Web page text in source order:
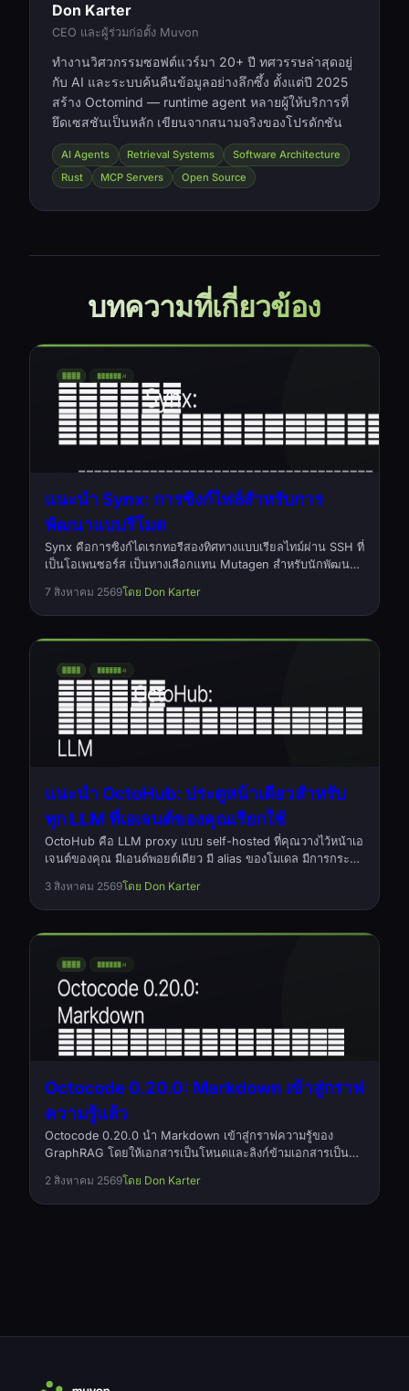
Don Karter
CEO และผู้ร่วมก่อตั้ง Muvon
ทำงานวิศวกรรมซอฟต์แวร์มา 20+ ปี ทศวรรษล่าสุดอยู่
กับ AI และระบบค้นคืนข้อมูลอย่างลึกซึ้ง ตั้งแต่ปี 2025
สร้าง Octomind — runtime agent หลายผู้ให้บริการที่
ยึดเซสชันเป็นหลัก เขียนจากสนามจริงของโปรดักชัน
AI Agents Retrieval Systems
Software Architecture
Rust
MCP Servers Open Source
บทความที่เกี่ยวข้อง
แนะนำ Synx: การซิงก์ไฟล์สำหรับการ
พัฒนาแบบรีโมต
Synx คือการซิงก์ไดเรกทอรีสองทิศทางแบบเรียลไทม์ผ่าน SSH ที่
เป็นโอเพนซอร์ส เป็นทางเลือกแทน Mutagen สำหรับนักพัฒนาที่
หนึ่งคำสั่ง ไม่มีเดมอน
7 สิงหาคม 2569โดย Don Karter
แนะนำ OctoHub: ประตูหน้าเดียวสำหรับ
ทุก LLM ที่เอเจนต์ของคุณเรียกใช้
OctoHub คือ LLM proxy แบบ self-hosted ที่คุณวางไว้หน้าเอ
เจนต์ของคุณ มีเอนด์พอยต์เดียว มี alias ของโมเดล มีการกระจา
ต้นทุนของมัน โอเพนซอร์ส เขียนด้วย Rust ภายใต้ Apache-
2.0
3 สิงหาคม 2569โดย Don Karter
Octocode 0.20.0: Markdown เข้าสู่กราฟ
ความรู้แล้ว
Octocode 0.20.0 นำ Markdown เข้าสู่กราฟความรู้ของ
GraphRAG โดยให้เอกสารเป็นโหนดและลิงก์ข้ามเอกสารเป็น
ความสัมพันธ์หายไปโดยไม่มีการแจ้งเตือนในโปรเจกต์ขนาดใหญ่
และลดการใช้หน่วยความจำขณะโหลดความสัมพันธ์ลงครึ่งหนึ่ง
2 สิงหาคม 2569โดย Don Karter